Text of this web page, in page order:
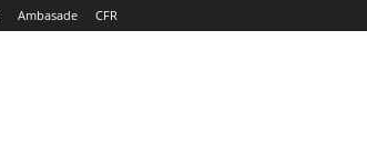
Ambasade CFR